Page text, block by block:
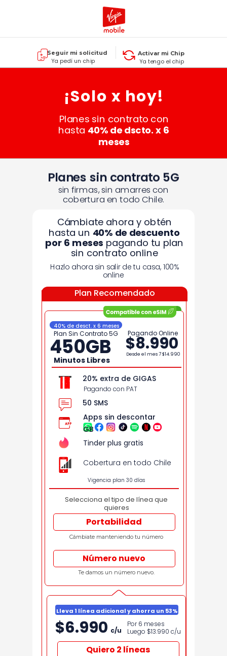
Cámbiate ahora y obtén
hasta un 40% dedescuento
por 6 meses pagando tu plan
sin contrato online
Hazlo ahora sin salir de tu casa, 100%
online
Plan Recomendado
Quiero 2 líneas
Por 6 meses
Luego $13.990 c/u
$6.990 c/u
Lleva 1 línea adicional y ahorra un 53%
450GB
Minutos Libres
$8.990
Portabilidad
Plan Sin Contrato 5G Pagando Online
Desde el mes 7$14.990
50 SMS
Apps sin descontar
GB
Tinder plus gratis
Vigencia plan 30 días
40% de desct. x 6 meses
Cámbiate manteniendo tu número
Número nuevo
Te damos un número nuevo.
Selecciona el tipo de línea que
quieres
20% extra de GIGAS
Pagando con PAT
Cobertura en todo Chile
Planes sin contrato 5G
sin firmas, sin amarres con
cobertura en todo Chile.
Seguir mi solicitud Activar mi Chip
Ya tengo el chip
Ya pedí un chip
¡Solo x hoy!
Planes sin contrato con
hasta 40% de dscto. x 6
meses